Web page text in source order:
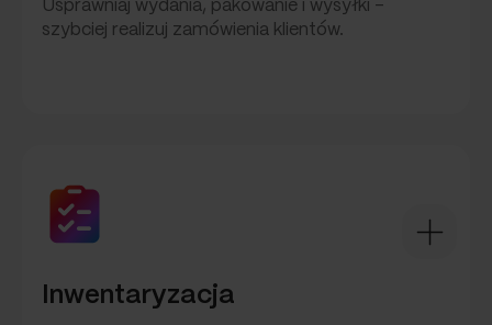
Usprawniaj wydania, pakowanie i wysyłki –
szybciej realizuj zamówienia klientów.
Inwentaryzacja